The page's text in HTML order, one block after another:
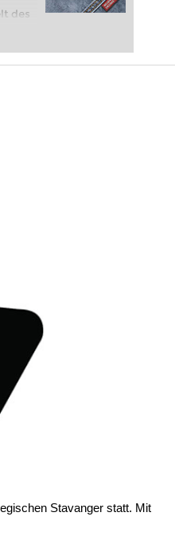
des
Mit
Stavanger statt. Mit